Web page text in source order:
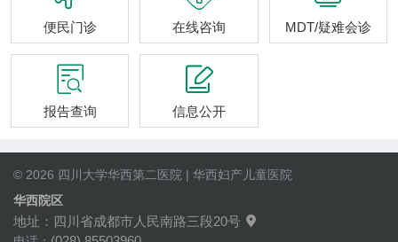
便民门诊 在线咨询 MDT/疑难会诊

报告查询

信息公开
© 2026 四川大学华西第二医院 | 华西妇产儿童医院
华西院区
地址：四川省成都市人民南路三段20号 